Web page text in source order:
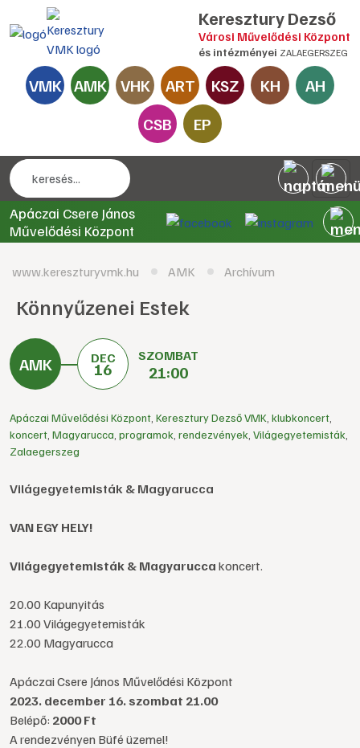
Keresztury Dezső
Városi Művelődési Központ
és intézményei ZALAEGERSZEG
VMK AMK VHK ART KSZ KH
AH
CSB
EP
Apáczai Csere János
Művelődési Központ
www.kereszturyvmk.hu AMK Archívum
Könnyűzenei Estek
DEC
16
SZOMBAT
21:00
Apáczai Művelődési Központ Keresztury Dezső VMK klubkoncert
koncert Magyarucca programok rendezvények Világegyetemisták
Zalaegerszeg
Világegyetemisták & Magyarucca
VAN EGY HELY!
Világegyetemisták & Magyarucca koncert.
20.00 Kapunyitás
21.00 Világegyetemisták
22.00 Magyarucca
Apáczai Csere János Művelődési Központ
2023. december 16. szombat 21.00
Belépő: 2000 Ft
A rendezvényen Büfé üzemel!